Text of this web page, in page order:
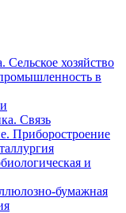
хозяйство
в
Связь
Приборостроение
и
бумажная